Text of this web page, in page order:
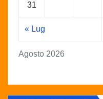
Agosto 2026
31
« Lug